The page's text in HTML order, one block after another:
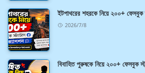
ইটপাথরের শহরকে নিয়ে ২০০+ ফেসবুক
2026/7/8
বিবাহিত পুরুষকে নিয়ে ২০০+ ফেসবুক